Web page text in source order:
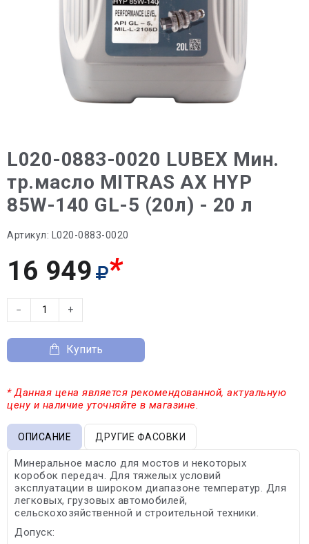
L020-0883-0020 LUBEX Мин.
тр.масло MITRAS AX HYP
85W-140 GL-5 (20л) - 20 л
Артикул: L020-0883-0020
16 949 *
− +
Купить
* Данная цена является рекомендованной, актуальную
цену и наличие уточняйте в магазине.
ОПИСАНИЕ ДРУГИЕ ФАСОВКИ
Минеральное масло для мостов и некоторых
коробок передач. Для тяжелых условий
эксплуатации в широком диапазоне температур. Для
легковых, грузовых автомобилей,
сельскохозяйственной и строительной техники.
Допуск: